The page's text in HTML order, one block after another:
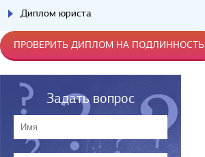
Диплом юриста
ПРОВЕРИТЬ ДИПЛОМ НА ПОДЛИННОСТЬ
Задать вопрос